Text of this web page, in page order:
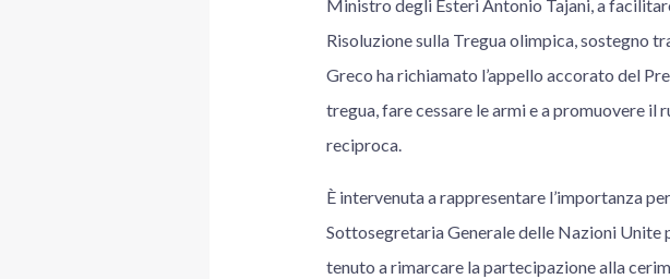
Ministro degli Esteri Antonio Tajani, a
Risoluzione sulla Tregua olimpica, sostegno
Greco ha richiamato l’appello accorato del
tregua, fare cessare le armi e a promuovere il
reciproca.
È intervenuta a rappresentare l’importanza
Sottosegretaria Generale delle Nazioni Unite
tenuto a rimarcare la partecipazione alla